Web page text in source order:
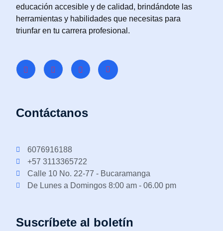
educación accesible y de calidad, brindándote las
herramientas y habilidades que necesitas para
triunfar en tu carrera profesional.
Contáctanos
6076916188
+57 3113365722
Calle 10 No. 22-77 - Bucaramanga
De Lunes a Domingos 8:00 am - 06.00 pm
Suscríbete al boletín